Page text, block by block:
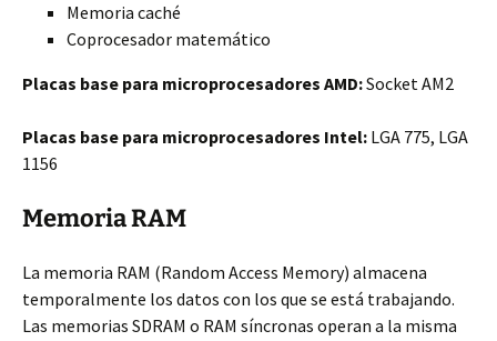
Memoria caché
Coprocesador matemático
Placas base para microprocesadores AMD:Socket AM2
Placas base para microprocesadores Intel: LGA 775, LGA
1156
Memoria RAM
La memoria RAM (Random Access Memory) almacena
temporalmente los datos con los que se está trabajando.
Las memorias SDRAM o RAM síncronas operan a la misma